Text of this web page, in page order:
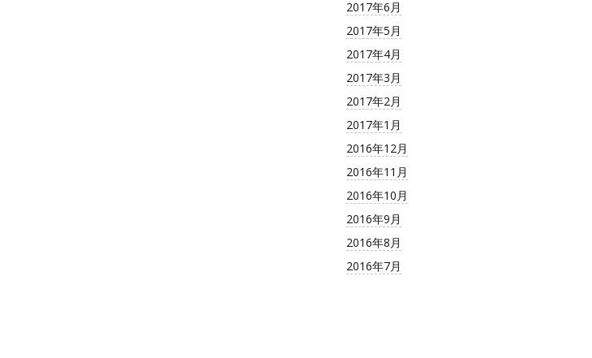
2017年6月
2017年5月
2017年4月
2017年3月
2017年2月
2017年1月
2016年12月
2016年11月
2016年10月
2016年9月
2016年8月
2016年7月